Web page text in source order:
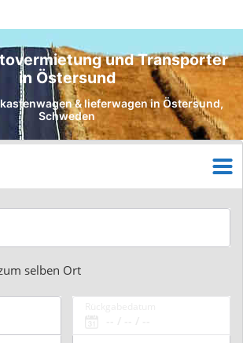
und Transporter
in Östersund
& lieferwagen in Östersund,
Schweden
selben Ort